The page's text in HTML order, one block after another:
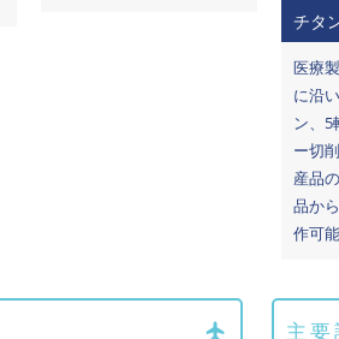
チタ
医療
に沿
ン、5
ー切
産品
品か
作可能
主要